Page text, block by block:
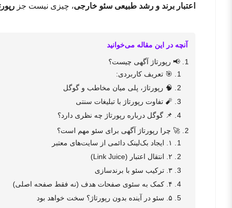
اعتبار برند و رشد طبیعی سئو خارجی، چیزی نیست جز
آنچه در این مقاله می‌خوانید
📢 رپورتاژ آگهی چیست؟
🎯 تعریف کاربردی:
🧠 رپورتاژ، پلی میان مخاطب و گوگل
🧨 تفاوت رپورتاژ با تبلیغات سنتی
📌 گوگل درباره رپورتاژ چه نظری دارد؟
🚀 چرا رپورتاژ آگهی برای سئو مهم است؟
۱. ایجاد بک‌لینک دائمی از سایت‌های معتبر
۲. انتقال اعتبار (Link Juice)
۳. ترکیب سئو با برندسازی
۴. کمک به سئوی صفحات هدف (نه فقط صفحه اصلی)
۵. سئو در آینده بدون رپورتاژ؟ سخت خواهد بود